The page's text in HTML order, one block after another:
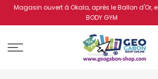
Aller
Magasin ouvert à Okala, après le Ballon d'Or,
BODY GYM